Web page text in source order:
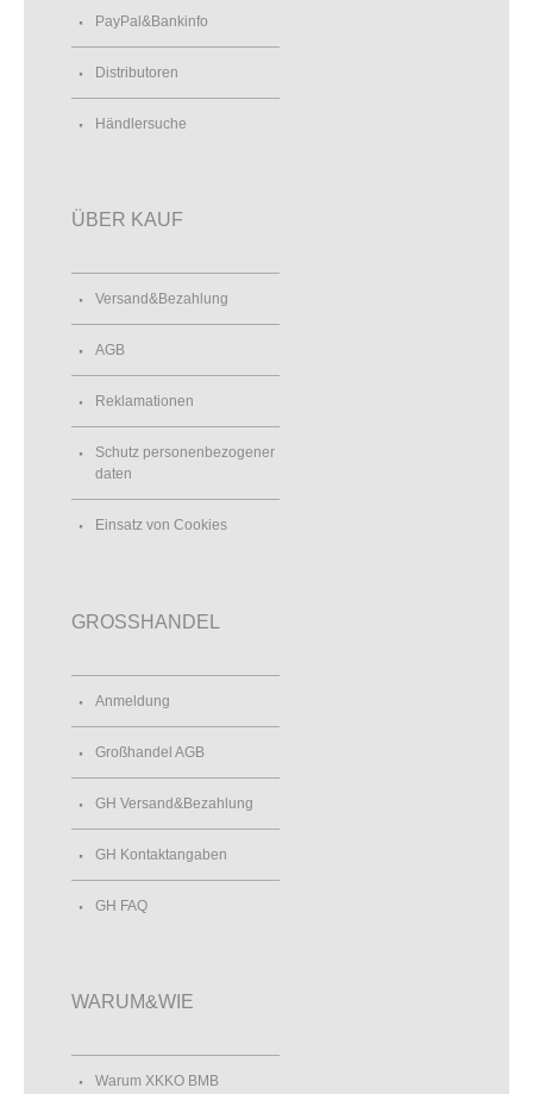
PayPal&Bankinfo
Distributoren
Händlersuche
ÜBER KAUF
Versand&Bezahlung
AGB
Reklamationen
Schutz personenbezogener
daten
Einsatz von Cookies
GROSSHANDEL
Anmeldung
Großhandel AGB
GH Versand&Bezahlung
GH Kontaktangaben
GH FAQ
WARUM&WIE
Warum XKKO BMB